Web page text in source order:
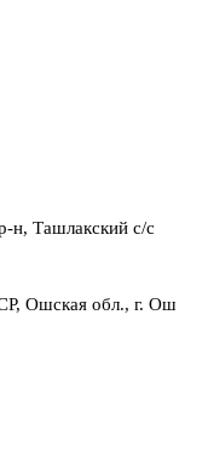
н, Ташлакский с/с
Ошская обл., г. Ош